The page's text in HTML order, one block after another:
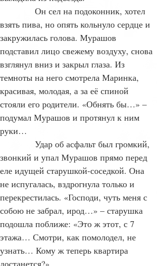
выходила из подъезда.
Он сел на подоконник, хотел
взять пива, но опять кольнуло сердце и
закружилась голова. Мурашов
подставил лицо свежему воздуху, снова
взглянул вниз и закрыл глаза. Из
темноты на него смотрела Маринка,
красивая, молодая, а за её спиной
стояли его родители. «Обнять бы…» –
подумал Мурашов и протянул к ним
руки…
Удар об асфальт был громкий,
звонкий и упал Мурашов прямо перед
еле идущей старушкой-соседкой. Она
не испугалась, вздрогнула только и
перекрестилась. «Господи, чуть меня с
собою не забрал, ирод…» – старушка
подошла поближе: «Это ж этот, с 7
этажа… Смотри, как помолодел, не
узнать… Кому ж теперь квартира